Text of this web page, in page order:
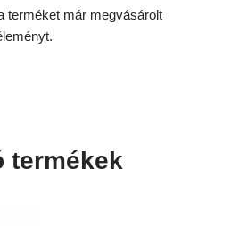
terméket már megvásárolt
termékek